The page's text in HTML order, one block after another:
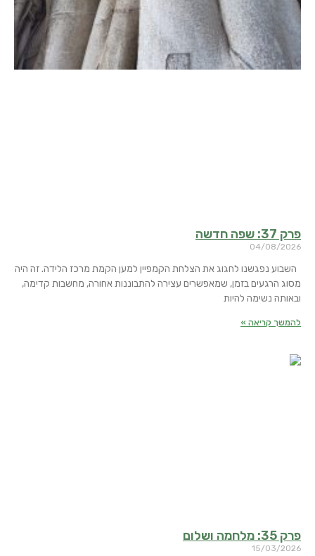
פרק 37: שפה חדשה
04/08/2026
השבוע נפגשנו לחגוג את הצלחת הקמפיין למען הקמת מרכז הלידה. זה היה
מסוג הרגעים בזמן, שמאפשרים עצירה להתבוננות אחורה, מחשבות קדימה,
ובאותה נשימה להיות
להמשך קריאה »
פרק 35: מלחמה ושלום
15/03/2026